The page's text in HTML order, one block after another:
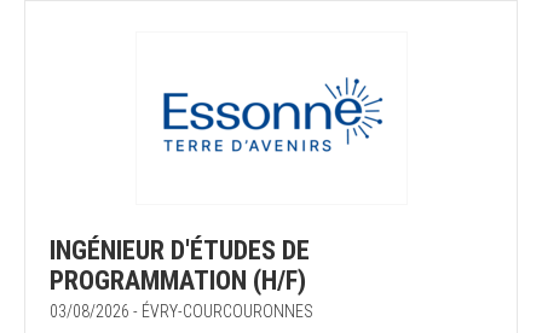
INGÉNIEUR D'ÉTUDES DE
PROGRAMMATION (H/F)
03/08/2026 - ÉVRY-COURCOURONNES